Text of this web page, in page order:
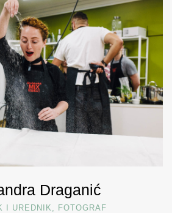
Draganić
I UREDNIK, FOTOGRAF